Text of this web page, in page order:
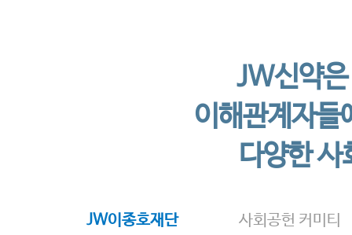
JW신약
이해관계자들
다양한 사
JW이종호재단 사회공헌 커미티